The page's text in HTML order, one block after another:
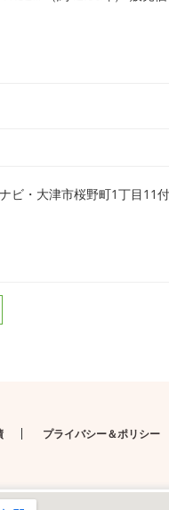
・大津市桜野町1丁目11
プライバシー＆ポリシー